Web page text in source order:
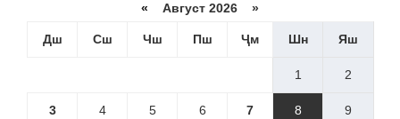
« Август 2026 »
Дш Сш Чш Пш Ҷм Шн Яш
1 2
3 4 5 6 7 8 9